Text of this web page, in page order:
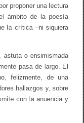
proponer una lectura
ámbito de la poesía
la crítica –ni siquiera
astuta o ensimismada
pasa de largo. El
felizmente, de una
hallazgos y, sobre
con la anuencia y